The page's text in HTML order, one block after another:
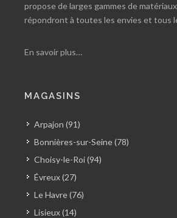
propose de larges gammes de
répondront à toutes les envies et tous
En savoir plus…
MAGASINS
Arpajon (91)
Bonnières-sur-Seine (78)
Choisy-le-Roi (94)
Évreux (27)
Le Havre (76)
Lisieux (14)